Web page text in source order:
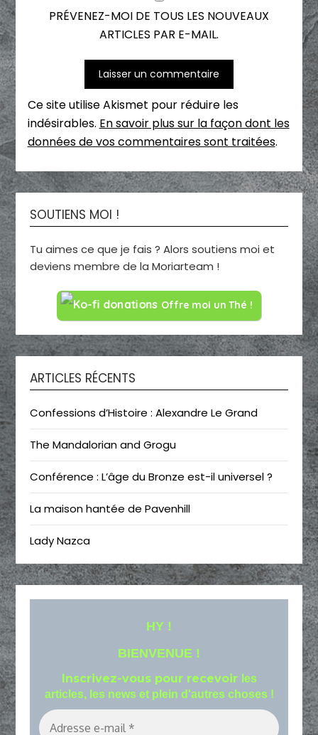
PRÉVENEZ-MOI DE TOUS LES NOUVEAUX
ARTICLES PAR E-MAIL.
Ce site utilise Akismet pour réduire les
indésirables. En savoir plus sur la façon dont les
données de vos commentaires sont traitées.
SOUTIENS MOI !
Tu aimes ce que je fais ? Alors soutiens moi et
deviens membre de la Moriarteam !
Offre moi un Thé !
ARTICLES RÉCENTS
Confessions d’Histoire : Alexandre Le Grand
The Mandalorian and Grogu
Conférence : L’âge du Bronze est-il universel ?
La maison hantée de Pavenhill
Lady Nazca
HY !
BIENVENUE !
Inscrivez-vous pour recevoir les
articles, les news et plein d'autres choses !